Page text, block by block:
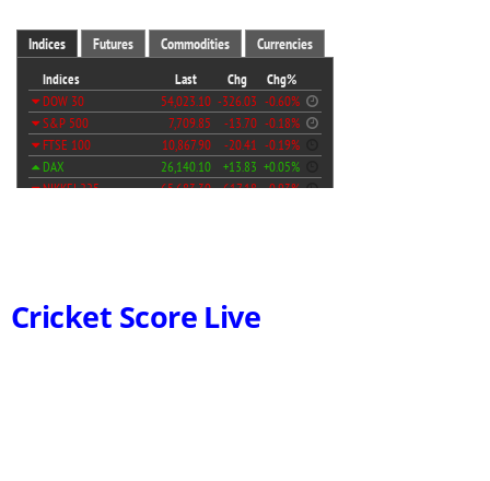
Cricket Score Live